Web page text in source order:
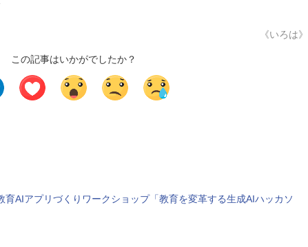
《いろは》
この記事はいかがでしたか？
育AIアプリづくりワークショップ「教育を変革する生成AIハッカソ